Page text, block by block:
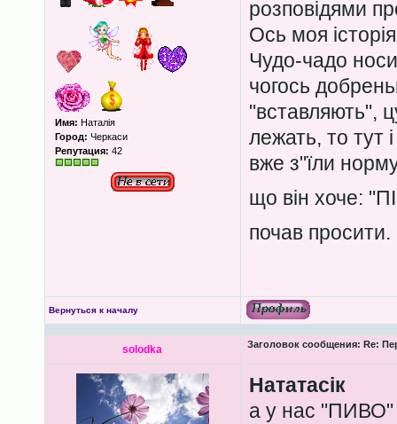
Имя: Наталія
Город: Черкаси
Репутация: 42
розповідями
Ось моя
Чудо-чадо
чогось
"вставляють",
лежать, то тут
вже з"їли
що він хоче:
почав
Вернуться к началу
solodka Заголовок сообщения: Re:
Нататасік
а у нас "ПИВО"